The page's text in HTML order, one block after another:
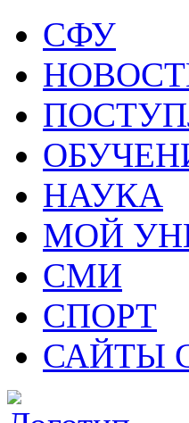
СФУ
НАУКА
МОЙ
СМИ
СПОРТ
САЙТЫ